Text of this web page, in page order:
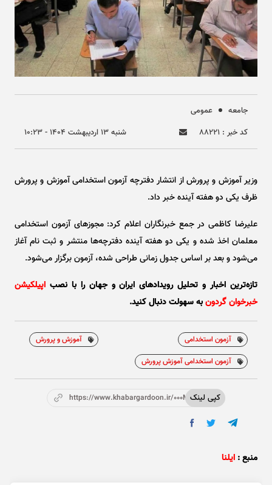
جامعه
عمومی
کد خبر : ۸۸۲۲۱
شنبه ۱۳ ارديبهشت ۱۴۰۴ - ۱۰:۲۳
وزیر آموزش و پرورش از انتشار دفترچه آزمون استخدامی آموزش و پرورش
ظرف یکی دو هفته آینده خبر داد.
علیرضا کاظمی در جمع خبرنگاران اعلام کرد: مجوز‌های آزمون استخدامی
معلمان اخذ شده و یکی دو هفته آینده دفترچه‌ها منتشر و ثبت نام آغاز
می‌شود و بعد بر اساس جدول زمانی طراحی شده، آزمون برگزار می‌شود.
تازه‌ترین اخبار و تحلیل‌ رویدادهای ایران و جهان را با نصب اپیلکیشن
خبرخوان گردونبه سهولت دنبال کنید.
آزمون استخدامی
آموزش و پرورش
آزمون استخدامی آموزش پرورش
کپی لینکhttps://www.khabargardoon.ir/000Mwv
منبع : ایلنا